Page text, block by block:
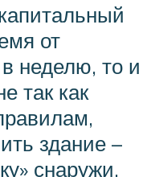
от
неделю, то и
так как
здание –
снаружи.